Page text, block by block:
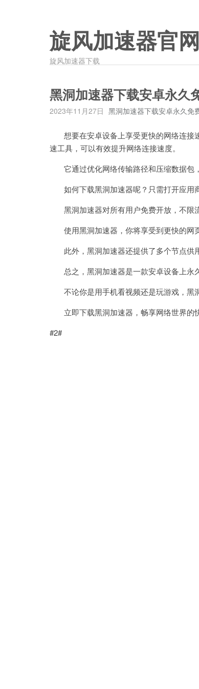
旋风加速器官网
旋风加速器下载
黑洞加速器下载安卓永久
2023年11月27日 黑洞加速器下载安卓永久免
想要在安卓设备上享受更快的网络连接
速工具，可以有效提升网络连接速度。
它通过优化网络传输路径和压缩数据包
如何下载黑洞加速器呢？只需打开应用商
黑洞加速器对所有用户免费开放，不限
使用黑洞加速器，你将享受到更快的网
此外，黑洞加速器还提供了多个节点供
总之，黑洞加速器是一款安卓设备上永
不论你是用手机看视频还是玩游戏，黑
立即下载黑洞加速器，畅享网络世界的快
#2#